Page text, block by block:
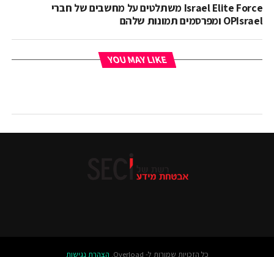
Israel Elite Force משתלטים על מחשבים של חברי
OPIsrael ומפרסמים תמונות שלהם
YOU MAY LIKE
כל הזכויות שמורות ל- Overload. הצהרת נגישות